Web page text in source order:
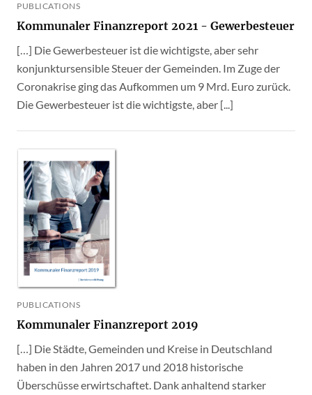
PUBLICATIONS
Kommunaler Finanzreport 2021 - Gewerbesteuer
[…] Die Gewerbesteuer ist die wichtigste, aber sehr
konjunktursensible Steuer der Gemeinden. Im Zuge der
Coronakrise ging das Aufkommen um 9 Mrd. Euro zurück.
Die Gewerbesteuer ist die wichtigste, aber [...]
PUBLICATIONS
Kommunaler Finanzreport 2019
[…] Die Städte, Gemeinden und Kreise in Deutschland
haben in den Jahren 2017 und 2018 historische
Überschüsse erwirtschaftet. Dank anhaltend starker